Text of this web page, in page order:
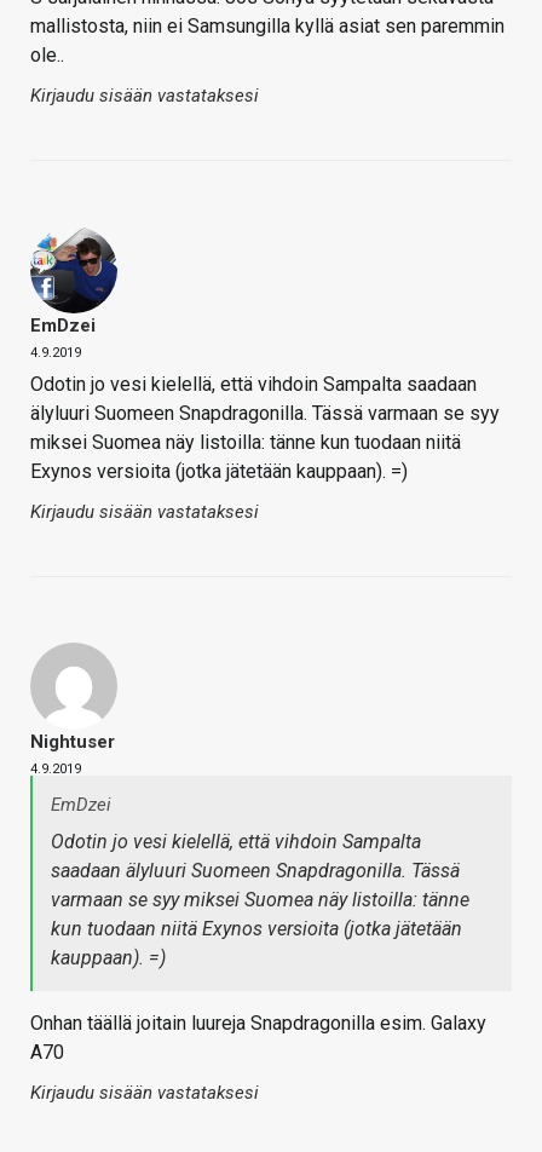
mallistosta, niin ei Samsungilla kyllä asiat sen paremmin
ole..
Kirjaudu sisään vastataksesi
EmDzei
4.9.2019
Odotin jo vesi kielellä, että vihdoin Sampalta saadaan
älyluuri Suomeen Snapdragonilla. Tässä varmaan se syy
miksei Suomea näy listoilla: tänne kun tuodaan niitä
Exynos versioita (jotka jätetään kauppaan). =)
Kirjaudu sisään vastataksesi
Nightuser
4.9.2019
EmDzei
Odotin jo vesi kielellä, että vihdoin Sampalta
saadaan älyluuri Suomeen Snapdragonilla. Tässä
varmaan se syy miksei Suomea näy listoilla: tänne
kun tuodaan niitä Exynos versioita (jotka jätetään
kauppaan). =)
Onhan täällä joitain luureja Snapdragonilla esim. Galaxy
A70
Kirjaudu sisään vastataksesi